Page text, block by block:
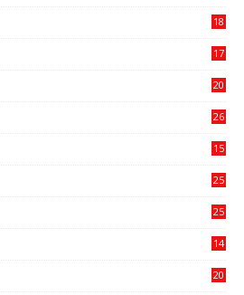
18
17
20
26
15
25
25
14
20